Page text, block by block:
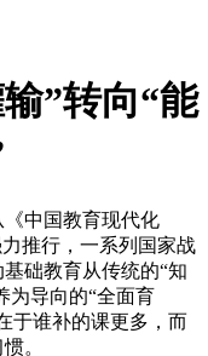
”转向“能
中国教育现代化
推行，一系列国家战
础教育从传统的“知
为导向的“全面育
于谁补的课更多，而
。